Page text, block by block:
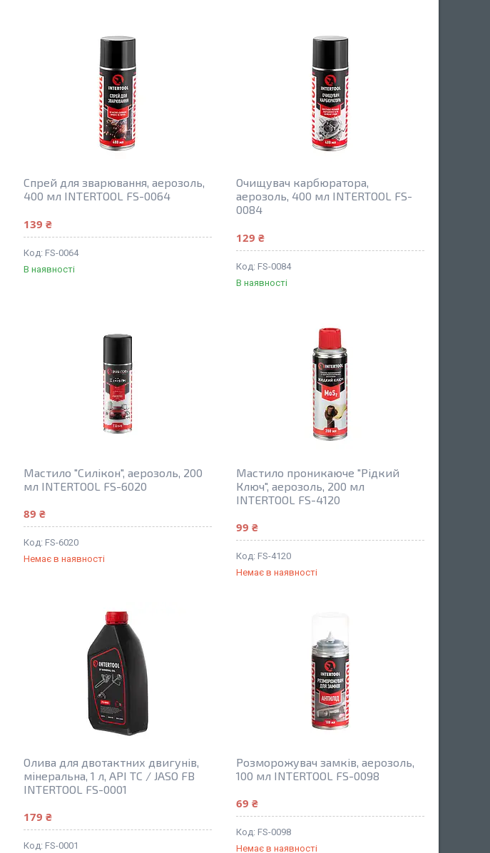
Спрей для зварювання, аерозоль,
400 мл INTERTOOL FS-0064
139 ₴
FS-0064
В наявності
Очищувач карбюратора,
аерозоль, 400 мл INTERTOOL FS-
0084
129 ₴
FS-0084
В наявності
Мастило "Силікон", аерозоль, 200
мл INTERTOOL FS-6020
89 ₴
FS-6020
Немає в наявності
Мастило проникаюче "Рідкий
Ключ", аерозоль, 200 мл
INTERTOOL FS-4120
99 ₴
FS-4120
Немає в наявності
Олива для двотактних двигунів,
мінеральна, 1 л, API TC / JASO FB
INTERTOOL FS-0001
179 ₴
FS-0001
Розморожувач замків, аерозоль,
100 мл INTERTOOL FS-0098
69 ₴
FS-0098
Немає в наявності